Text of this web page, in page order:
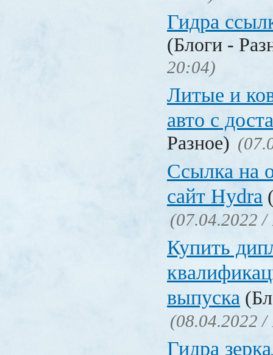
Гидра
(Блоги -
20:04)
Литые и
авто с
Разное)
Ссылка на
сайт Hydra
(07.04.2022 /
Купить
выпуска
(08.04.2022 /
Гидра